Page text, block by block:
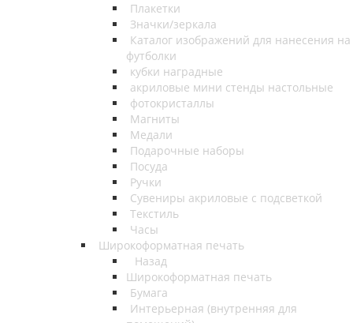
Плакетки
Значки/зеркала
Каталог изображений для нанесения на
футболки
кубки наградные
акриловые мини стенды настольные
фотокристаллы
Магниты
Медали
Подарочные наборы
Посуда
Ручки
Сувениры акриловые с подсветкой
Текстиль
Часы
Широкоформатная печать
Назад
Широкоформатная печать
Бумага
Интерьерная (внутренняя для